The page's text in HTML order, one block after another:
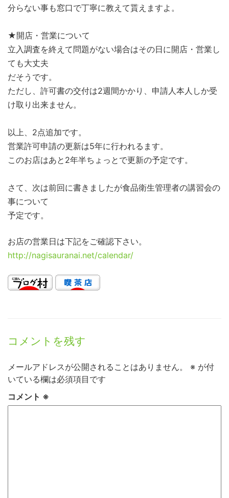
分らない事も窓口で丁寧に教えて貰えますよ。
★開店・営業について
立入調査を終えて問題がない場合はその日に開店・営業し
ても大丈夫
だそうです。
ただし、許可書の交付は2週間かかり、申請人本人しか受
け取り出来ません。
以上、2点追加です。
営業許可申請の更新は5年に行われるます。
このお店はあと2年半ちょっとで更新の予定です。
さて、次は前回に書きましたが食品衛生管理者の講習会の
事について
予定です。
お店の営業日は下記をご確認下さい。
http://nagisauranai.net/calendar/
コメントを残す
メールアドレスが公開されることはありません。 ※ が付
いている欄は必須項目です
コメント ※